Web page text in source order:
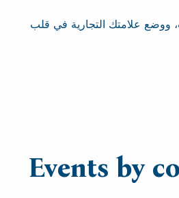
ووضع علامتك التجارية في قلب
Events by